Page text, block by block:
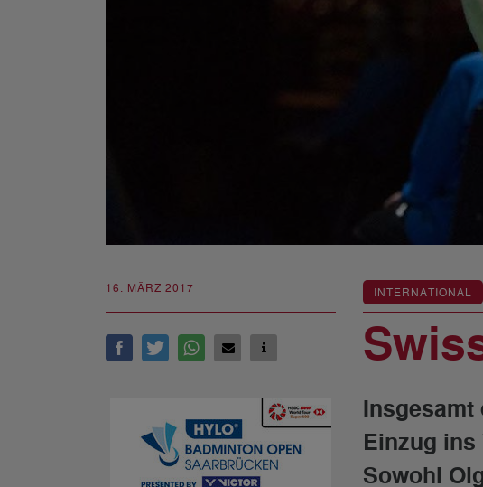
16. MÄRZ 2017 INTERNATIONAL
Insgesamt
Einzug
Sowohl